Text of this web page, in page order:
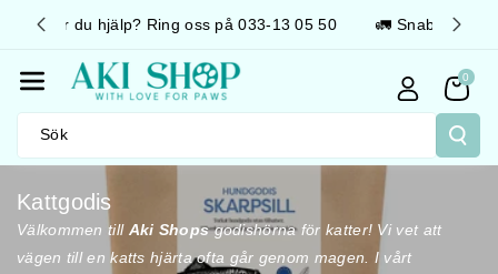
Ill Innehåll
05 50 🚛 Snabb leverans 📦 Fraktfritt över 499kr
Sök
0
P
r
o
Kattgodis
Välkommen till Aki Shopsgodishörna för katter! Vi vet att
vägen till en katts hjärta ofta går genom magen. I vårt